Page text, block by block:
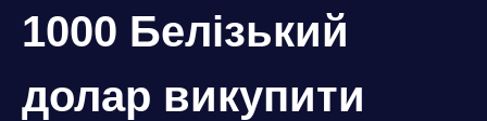
1000 Белізький
долар викупити